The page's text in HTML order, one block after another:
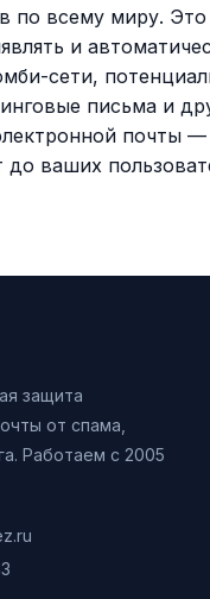
по всему миру. Это
и
сети,
письма и
почты
до ваших
защита
от спама,
Работаем с 2005